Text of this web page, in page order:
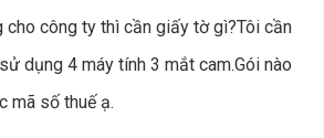
cho công ty thì cần giấy tờ gì?Tôi cần
dụng 4 máy tính 3 mắt cam.Gói nào
mã số thuế ạ.